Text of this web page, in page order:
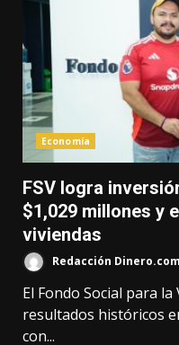
Economía
FSV logra
$1,029 millones y
viviendas
Redacción
El Fondo Social para
resultados históricos
con...